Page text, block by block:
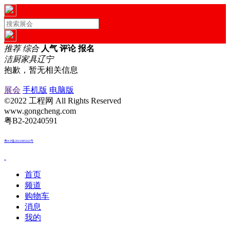
推荐 综合 人气 评论 报名
洁厨家具辽宁
抱歉，暂无相关信息
展会 手机版 电脑版
©2022 工程网 All Rights Reserved
www.gongcheng.com
粤B2-20240591
粤ICP备2021085432号
首页
频道
购物车
消息
我的